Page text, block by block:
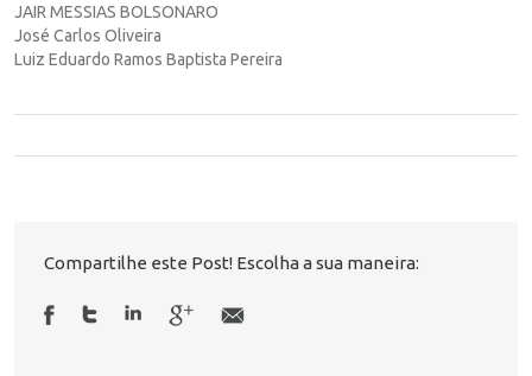
JAIR MESSIAS BOLSONARO
José Carlos Oliveira
Luiz Eduardo Ramos Baptista Pereira
Compartilhe este Post! Escolha a sua maneira: